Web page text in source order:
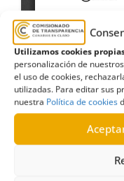
Utilizamos cookies
personalización de
el uso de cookies,
utilizadas. Para editar sus
nuestra Política de cookies